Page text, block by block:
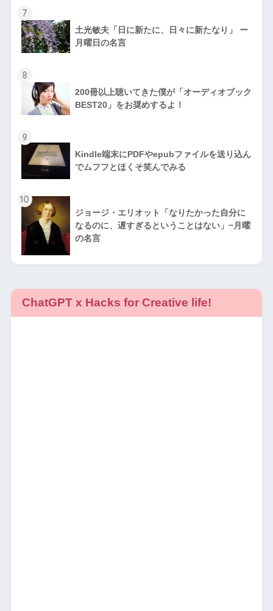
7
土光敏夫「日に新たに、日々に新たなり」 ー
月曜日の名言
8
200冊以上聴いてきた僕が「オーディオブック
BEST20」をお奨めするよ！
9
Kindle端末にPDFやepubファイルを送り込ん
でムフフとほくそ笑んでみる
10
ジョージ・エリオット「なりたかった自分に
なるのに、遅すぎるということはない」−月曜
の名言
ChatGPT x Hacks for Creative life!